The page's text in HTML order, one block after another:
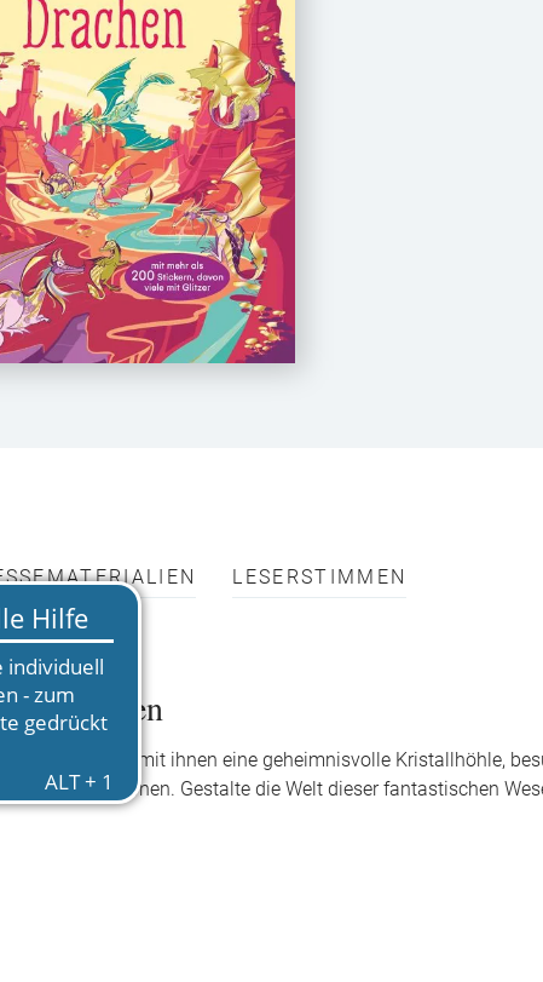
LESERSTIMMEN
Drachen
Entdecke mit ihnen eine geheimnisvolle Kristallhöhle,
das Fliegen lernen. Gestalte die Welt dieser fantastischen